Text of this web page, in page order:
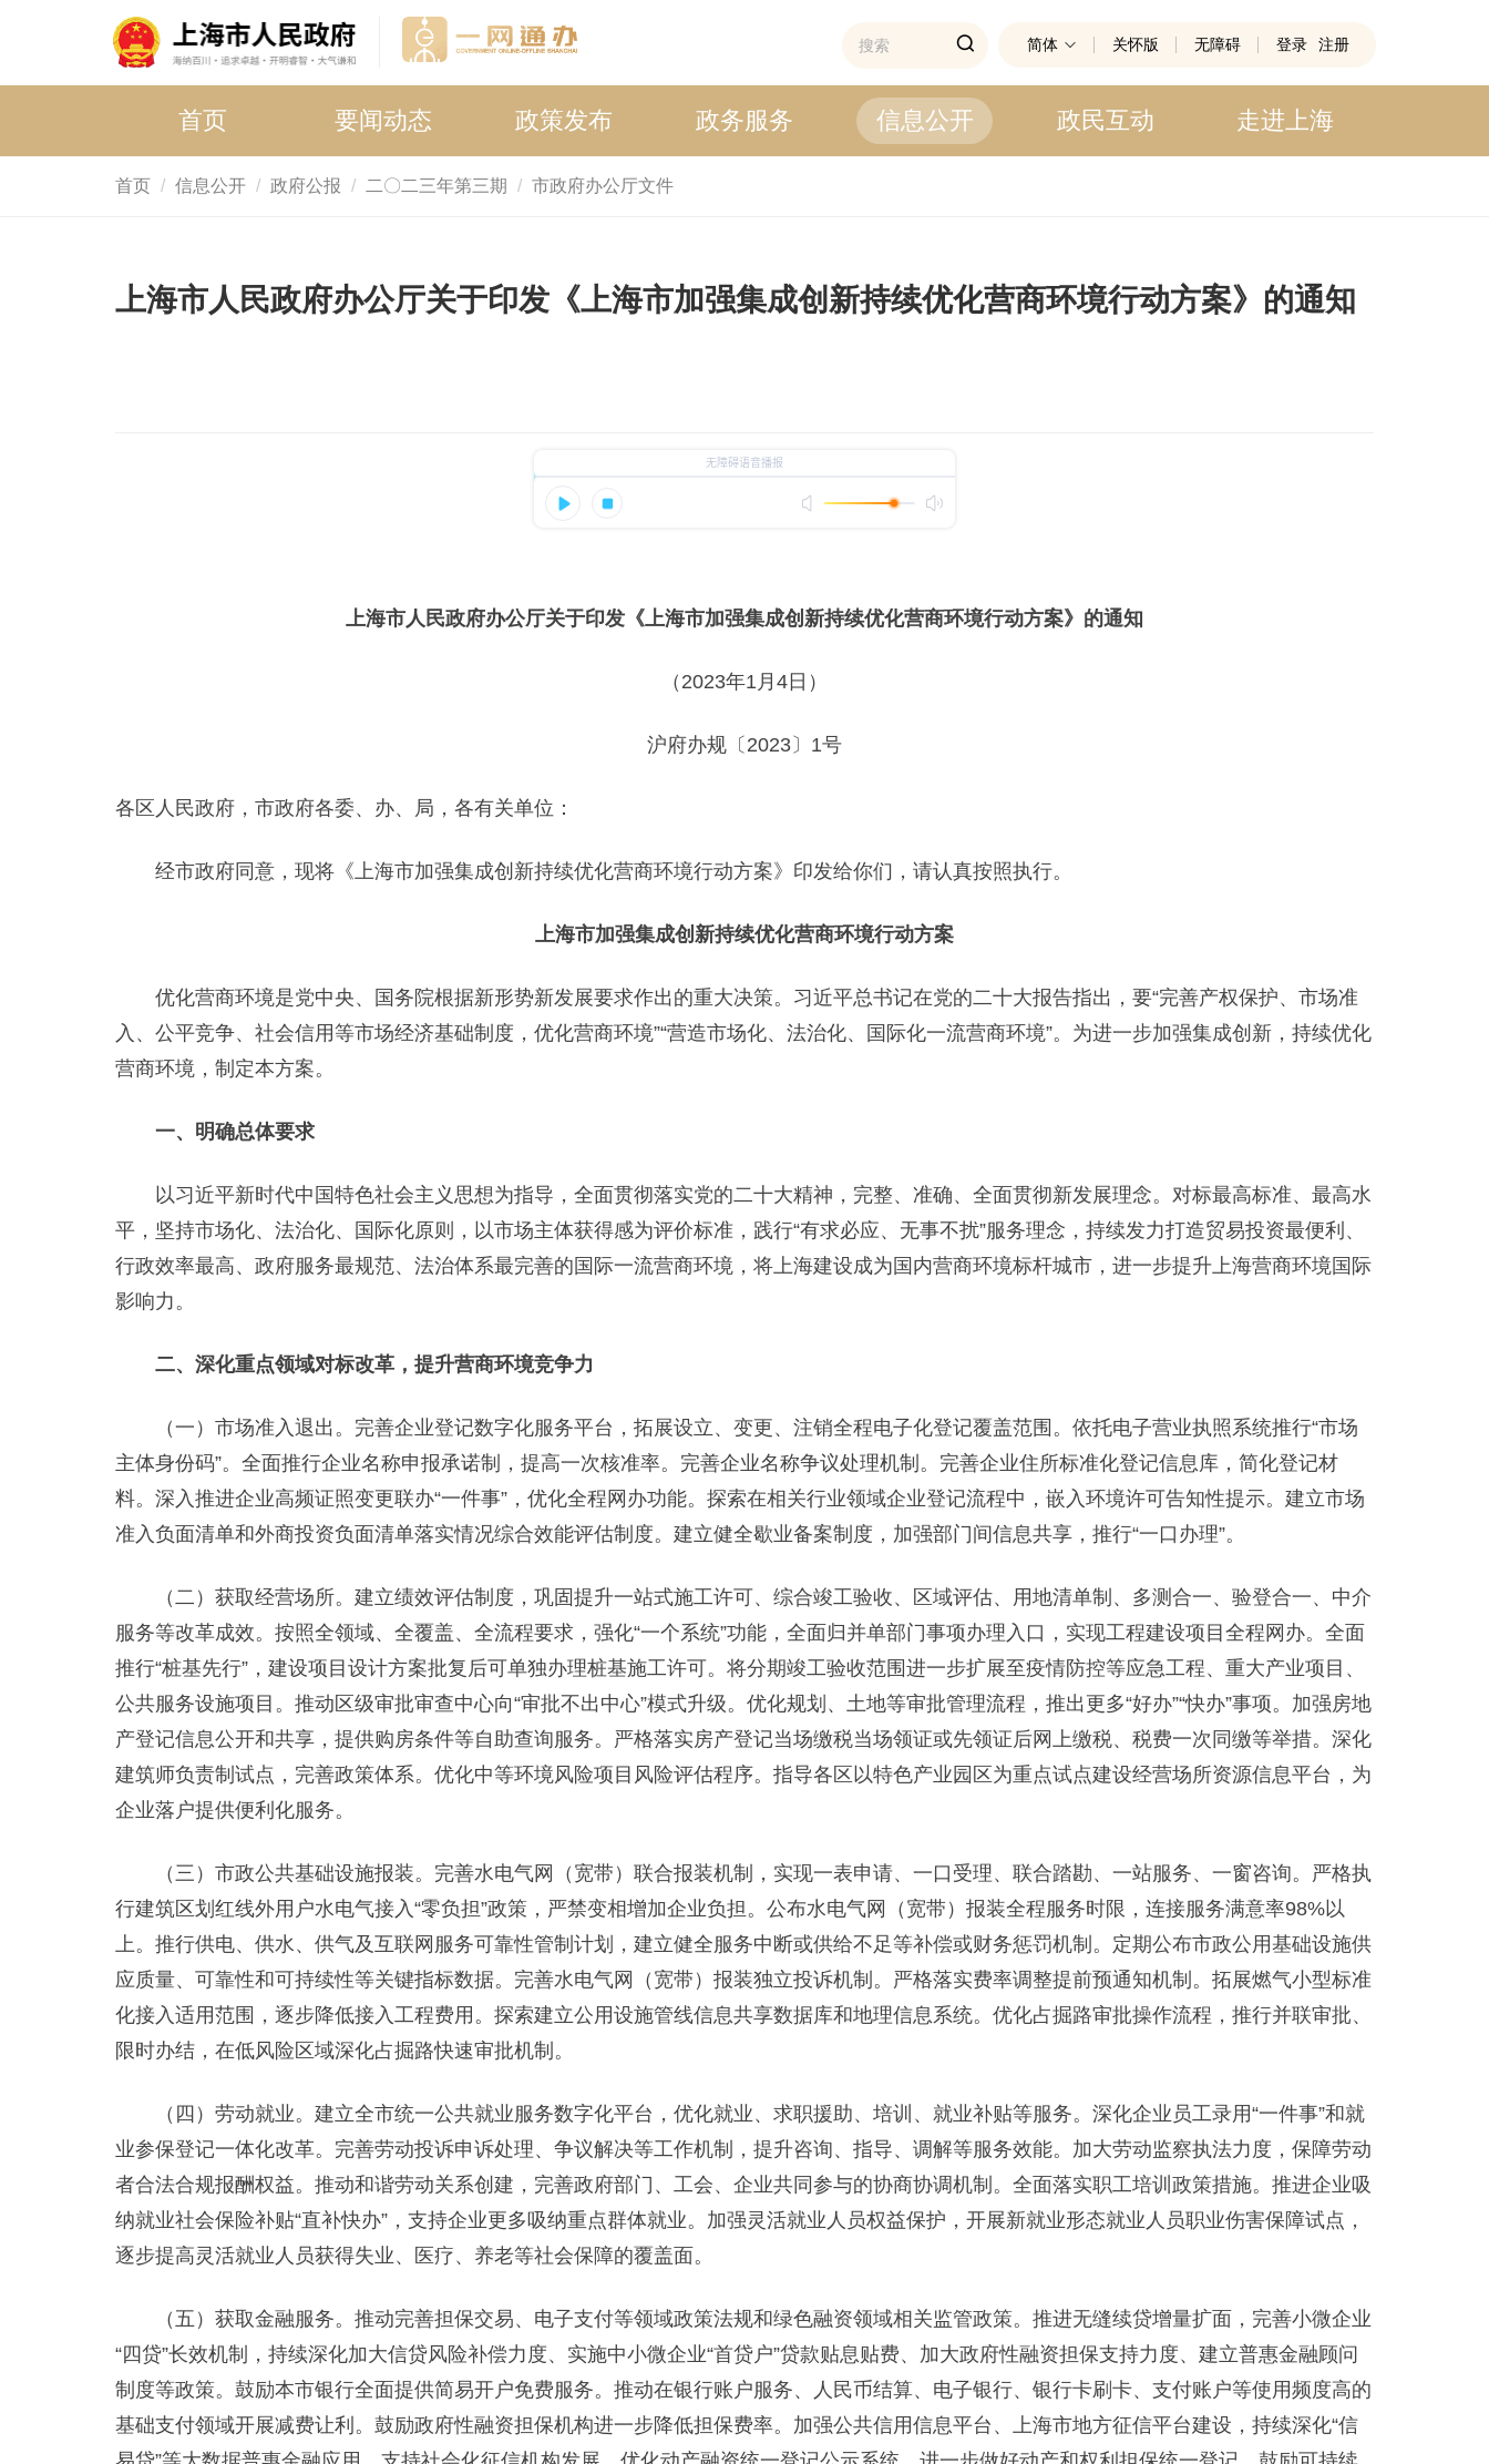
简体 关怀版 无障碍 登录 注册
首页 要闻动态 政策发布 政务服务 信息公开 政民互动 走进上海
首页 信息公开 政府公报 二〇二三年第三期 市政府办公厅文件
上海市人民政府办公厅关于印发《上海市加强集成创新持续优化营商环境行动方案》的通知
上海市人民政府办公厅关于印发《上海市加强集成创新持续优化营商环境行动方案》的通知
（2023年1月4日）
沪府办规〔2023〕1号
各区人民政府，市政府各委、办、局，各有关单位：
经市政府同意，现将《上海市加强集成创新持续优化营商环境行动方案》印发给你们，请认真按照执行。
上海市加强集成创新持续优化营商环境行动方案
优化营商环境是党中央、国务院根据新形势新发展要求作出的重大决策。习近平总书记在党的二十大报告指出，要“完善产权保护、市场准
入、公平竞争、社会信用等市场经济基础制度，优化营商环境”“营造市场化、法治化、国际化一流营商环境”。为进一步加强集成创新，持续优化
营商环境，制定本方案。
一、明确总体要求
以习近平新时代中国特色社会主义思想为指导，全面贯彻落实党的二十大精神，完整、准确、全面贯彻新发展理念。对标最高标准、最高水
平，坚持市场化、法治化、国际化原则，以市场主体获得感为评价标准，践行“有求必应、无事不扰”服务理念，持续发力打造贸易投资最便利、
行政效率最高、政府服务最规范、法治体系最完善的国际一流营商环境，将上海建设成为国内营商环境标杆城市，进一步提升上海营商环境国际
影响力。
二、深化重点领域对标改革，提升营商环境竞争力
（一）市场准入退出。完善企业登记数字化服务平台，拓展设立、变更、注销全程电子化登记覆盖范围。依托电子营业执照系统推行“市场
主体身份码”。全面推行企业名称申报承诺制，提高一次核准率。完善企业名称争议处理机制。完善企业住所标准化登记信息库，简化登记材
料。深入推进企业高频证照变更联办“一件事”，优化全程网办功能。探索在相关行业领域企业登记流程中，嵌入环境许可告知性提示。建立市场
准入负面清单和外商投资负面清单落实情况综合效能评估制度。建立健全歇业备案制度，加强部门间信息共享，推行“一口办理”。
（二）获取经营场所。建立绩效评估制度，巩固提升一站式施工许可、综合竣工验收、区域评估、用地清单制、多测合一、验登合一、中介
服务等改革成效。按照全领域、全覆盖、全流程要求，强化“一个系统”功能，全面归并单部门事项办理入口，实现工程建设项目全程网办。全面
推行“桩基先行”，建设项目设计方案批复后可单独办理桩基施工许可。将分期竣工验收范围进一步扩展至疫情防控等应急工程、重大产业项目、
公共服务设施项目。推动区级审批审查中心向“审批不出中心”模式升级。优化规划、土地等审批管理流程，推出更多“好办”“快办”事项。加强房地
产登记信息公开和共享，提供购房条件等自助查询服务。严格落实房产登记当场缴税当场领证或先领证后网上缴税、税费一次同缴等举措。深化
建筑师负责制试点，完善政策体系。优化中等环境风险项目风险评估程序。指导各区以特色产业园区为重点试点建设经营场所资源信息平台，为
企业落户提供便利化服务。
（三）市政公共基础设施报装。完善水电气网（宽带）联合报装机制，实现一表申请、一口受理、联合踏勘、一站服务、一窗咨询。严格执
行建筑区划红线外用户水电气接入“零负担”政策，严禁变相增加企业负担。公布水电气网（宽带）报装全程服务时限，连接服务满意率98%以
上。推行供电、供水、供气及互联网服务可靠性管制计划，建立健全服务中断或供给不足等补偿或财务惩罚机制。定期公布市政公用基础设施供
应质量、可靠性和可持续性等关键指标数据。完善水电气网（宽带）报装独立投诉机制。严格落实费率调整提前预通知机制。拓展燃气小型标准
化接入适用范围，逐步降低接入工程费用。探索建立公用设施管线信息共享数据库和地理信息系统。优化占掘路审批操作流程，推行并联审批、
限时办结，在低风险区域深化占掘路快速审批机制。
（四）劳动就业。建立全市统一公共就业服务数字化平台，优化就业、求职援助、培训、就业补贴等服务。深化企业员工录用“一件事”和就
业参保登记一体化改革。完善劳动投诉申诉处理、争议解决等工作机制，提升咨询、指导、调解等服务效能。加大劳动监察执法力度，保障劳动
者合法合规报酬权益。推动和谐劳动关系创建，完善政府部门、工会、企业共同参与的协商协调机制。全面落实职工培训政策措施。推进企业吸
纳就业社会保险补贴“直补快办”，支持企业更多吸纳重点群体就业。加强灵活就业人员权益保护，开展新就业形态就业人员职业伤害保障试点，
逐步提高灵活就业人员获得失业、医疗、养老等社会保障的覆盖面。
（五）获取金融服务。推动完善担保交易、电子支付等领域政策法规和绿色融资领域相关监管政策。推进无缝续贷增量扩面，完善小微企业
“四贷”长效机制，持续深化加大信贷风险补偿力度、实施中小微企业“首贷户”贷款贴息贴费、加大政府性融资担保支持力度、建立普惠金融顾问
制度等政策。鼓励本市银行全面提供简易开户免费服务。推动在银行账户服务、人民币结算、电子银行、银行卡刷卡、支付账户等使用频度高的
基础支付领域开展减费让利。鼓励政府性融资担保机构进一步降低担保费率。加强公共信用信息平台、上海市地方征信平台建设，持续深化“信